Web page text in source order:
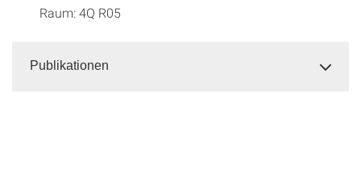
Raum: 4Q R05
Publikationen